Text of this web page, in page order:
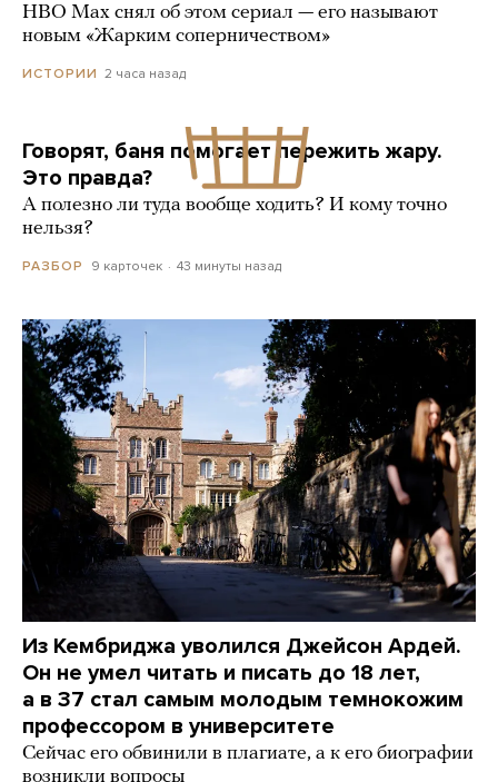
HBO Max снял об этом сериал — его называют
новым «Жарким соперничеством»
ИСТОРИИ 2 часа назад
Говорят, баня помогает пережить жару.
Это правда?
А полезно ли туда вообще ходить? И кому точно
нельзя?
РАЗБОР 9 карточек 43 минуты назад
Из Кембриджа уволился Джейсон Ардей.
Он не умел читать и писать до 18 лет,
а в 37 стал самым молодым темнокожим
профессором в университете
Сейчас его обвинили в плагиате, а к его биографии
возникли вопросы